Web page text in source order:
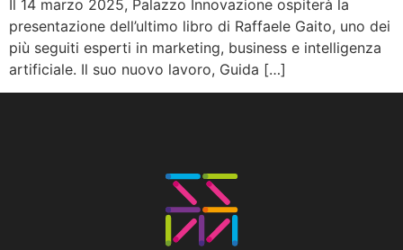
Il 14 marzo 2025, Palazzo Innovazione ospiterà la
presentazione dell’ultimo libro di Raffaele Gaito, uno dei
più seguiti esperti in marketing, business e intelligenza
artificiale. Il suo nuovo lavoro, Guida […]